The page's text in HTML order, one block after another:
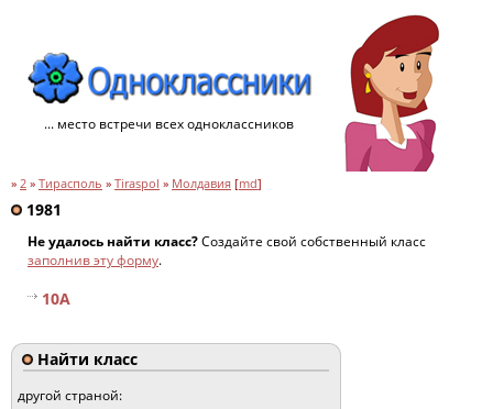
... место встречи всех одноклассников
» 2 » Тирасполь » Tiraspol » Молдавия [md]
1981
Не удалось найти класс?Создайте свой собственный класс
заполнив эту форму.
10А
Найти класс
другой страной: